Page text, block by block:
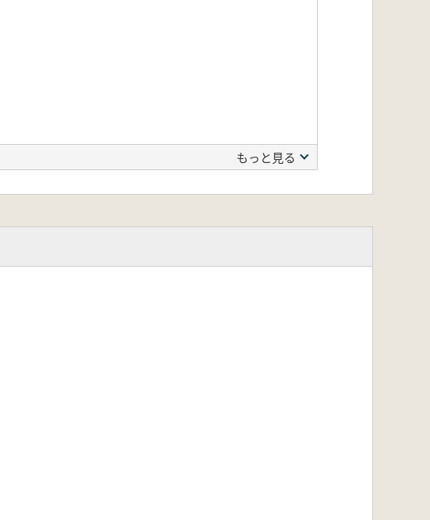
もっと見る